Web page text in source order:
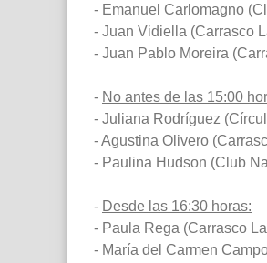
- Emanuel Carlomagno
- Juan Vidiella (Carrasco
- Juan Pablo Moreira
- No antes de las 15:00
- Juliana Rodríguez
- Agustina Olivero
- Paulina Hudson (Club
- Desde las 16:30 horas:
- Paula Rega (Carrasco
- María del Carmen